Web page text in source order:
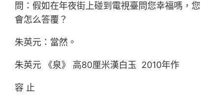
問：假如在年夜街上碰到電視臺問您幸福嗎，您
會怎么答覆？
朱英元：當然。
朱英元 《泉》 高80厘米漢白玉 2010年作
容 止